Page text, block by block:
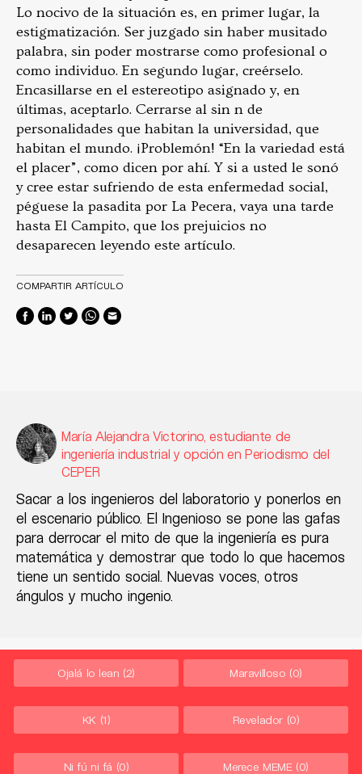
Lo nocivo de la situación es, en primer lugar, la
estigmatización. Ser juzgado sin haber musitado
palabra, sin poder mostrarse como profesional o
como individuo. En segundo lugar, creérselo.
Encasillarse en el estereotipo asignado y, en
últimas, aceptarlo. Cerrarse al sin n de
personalidades que habitan la universidad, que
habitan el mundo. ¡Problemón! “En la variedad está
el placer”, como dicen por ahí. Y si a usted le sonó
y cree estar sufriendo de esta enfermedad social,
péguese la pasadita por La Pecera, vaya una tarde
hasta El Campito, que los prejuicios no
desaparecen leyendo este artículo.
COMPARTIR ARTÍCULO
María Alejandra Victorino, estudiante de
ingeniería industrial y opción en Periodismo del
CEPER
Sacar a los ingenieros del laboratorio y ponerlos en
el escenario público. El Ingenioso se pone las gafas
para derrocar el mito de que la ingeniería es pura
matemática y demostrar que todo lo que hacemos
tiene un sentido social. Nuevas voces, otros
ángulos y mucho ingenio.
Ojalá lo lean (2) Maravilloso (0)
KK (1) Revelador (0)
Ni fú ni fá (0) Merece MEME (0)